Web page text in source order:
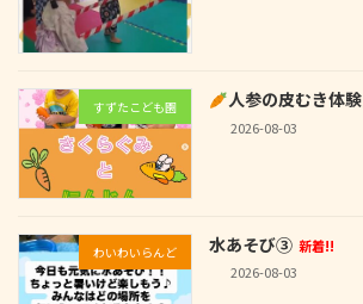
すずたこども園 人参の皮むき体験
2026-08-03
わいわいらんど 水あそび③ 新着!!
2026-08-03